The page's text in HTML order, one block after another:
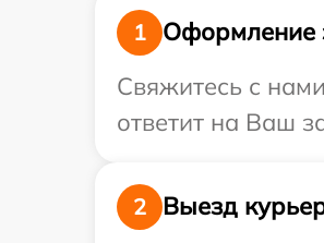
1
Оформление
Свяжитесь с
ответит на Ваш
2
Выезд